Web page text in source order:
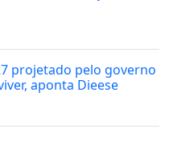
projetado pelo governo
aponta Dieese